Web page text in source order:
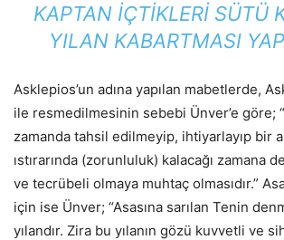
KAPTAN IÇTIKLERI SÜTÜ
YILAN KABARTMASI
Asklepios’un adına yapılan mabetlerde,
ile resmedilmesinin sebebi Ünver’e göre;
zamanda tahsil edilmeyip, ihtiyarlayıp bir
ıstırarında (zorunluluk) kalacağı zamana
ve tecrübeli olmaya muhtaç olmasıdır.”
için ise Ünver; “Asasına sarılan Tenin
yılandır. Zira bu yılanın gözü kuvvetli ve